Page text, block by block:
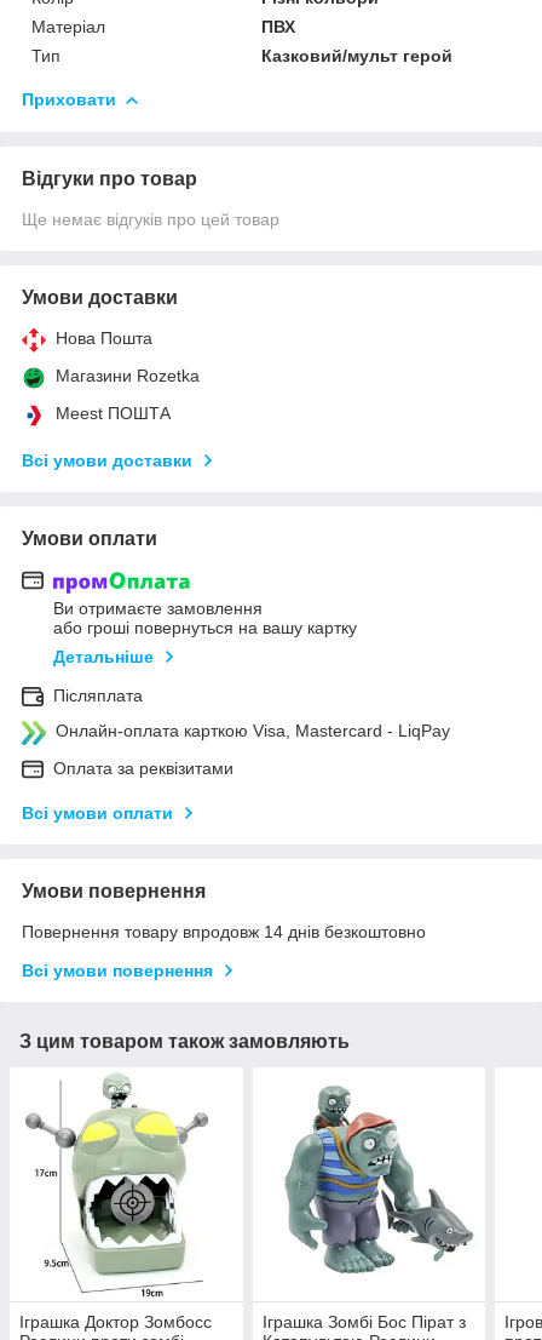
Матеріал
ПВХ
Тип
Казковий/мульт герой
Приховати
Відгуки про товар
Ще немає відгуків про цей товар
Умови доставки
Нова Пошта
Магазини Rozetka
Meest ПОШТА
Всі умови доставки
Умови оплати
Ви отримаєте замовлення
або гроші повернуться на вашу картку
Детальніше
Післяплата
Онлайн-оплата карткою Visa, Mastercard - LiqPay
Оплата за реквізитами
Всі умови оплати
Умови повернення
Повернення товару впродовж 14 днів безкоштовно
Всі умови повернення
З цим товаром також замовляють
Іграшка Доктор Зомбосс
Іграшка Зомбі Бос Пірат з